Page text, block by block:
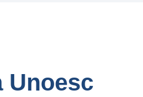
Unoesc